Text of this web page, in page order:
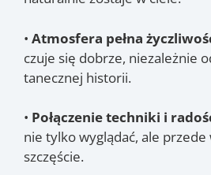
• Atmosfera pełna
czuje się dobrze, niezależnie
tanecznej historii.
• Połączenie techniki i
nie tylko wyglądać, ale
szczęście.